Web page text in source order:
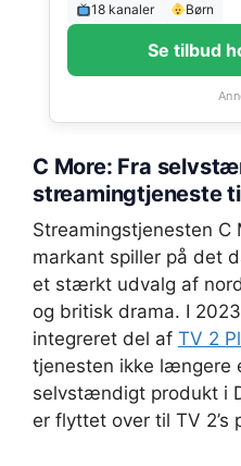
18 kanaler Børn
Se tilbud
C More: Fra
streamingtjeneste
Streamingstjenesten C
markant spiller på det
et stærkt udvalg af
og britisk drama. I
integreret del af TV 2
tjenesten ikke længere
selvstændigt produkt i
er flyttet over til TV 2’s